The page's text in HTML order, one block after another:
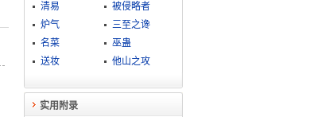
清易
被侵略者
炉气
三至之谗
名菜
巫蛊
送妆
他山之攻
实用附录